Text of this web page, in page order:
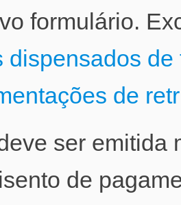
formulário.
dispensados de
de
ser emitida
de